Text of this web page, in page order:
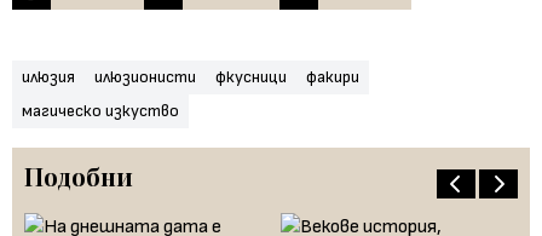
илюзия илюзионисти фкусници
факири
магическо изкуство
Подобни